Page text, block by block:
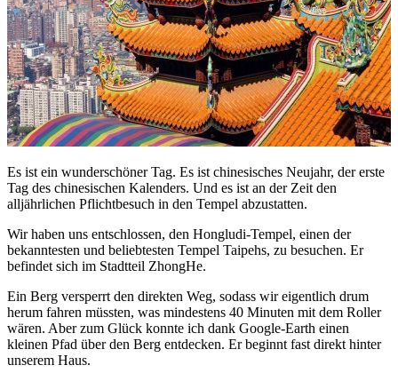
Es ist ein wunderschöner Tag. Es ist chinesisches Neujahr, der erste
Tag des chinesischen Kalenders. Und es ist an der Zeit den
alljährlichen Pflichtbesuch in den Tempel abzustatten.
Wir haben uns entschlossen, den Hongludi-Tempel, einen der
bekanntesten und beliebtesten Tempel Taipehs, zu besuchen. Er
befindet sich im Stadtteil ZhongHe.
Ein Berg versperrt den direkten Weg, sodass wir eigentlich drum
herum fahren müssten, was mindestens 40 Minuten mit dem Roller
wären. Aber zum Glück konnte ich dank Google-Earth einen
kleinen Pfad über den Berg entdecken. Er beginnt fast direkt hinter
unserem Haus.